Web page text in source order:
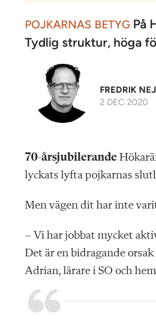
POJKARNAS BETYG På
Tydlig struktur, höga
FREDRIK
2 DEC 2020
70-årsjubilerande
lyckats lyfta pojkarnas
Men vägen dit har inte
– Vi har jobbat mycket
Det är en bidragande
Adrian, lärare i SO och